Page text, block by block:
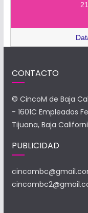
CONTACTO
© CincoM de Baja
- 1601C Empleados
Tijuana, Baja
PUBLICIDAD